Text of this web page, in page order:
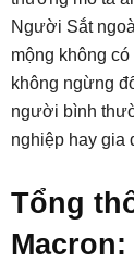
Người Sắt
mộng không
không ngừng
người bình
nghiệp hay gia
Tổng
Macron: